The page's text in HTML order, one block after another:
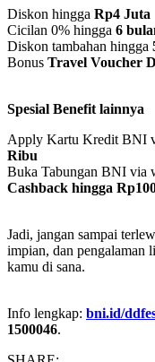
Diskon hingga Rp4 Juta
Cicilan 0% hingga 6
Diskon tambahan hingga
Bonus Travel Voucher
Spesial Benefit lainnya
Apply Kartu Kredit BNI
Ribu
Buka Tabungan BNI
Cashback hingga
Jadi, jangan sampai
impian, dan pengalaman
kamu di sana.
Info lengkap: bni.id/
1500046.